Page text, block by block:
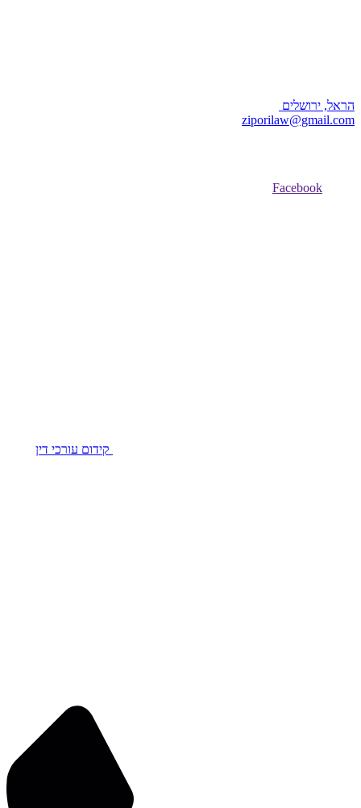
הראל, ירושלים
ziporilaw@gmail.com
Facebook
קידום עורכי דין